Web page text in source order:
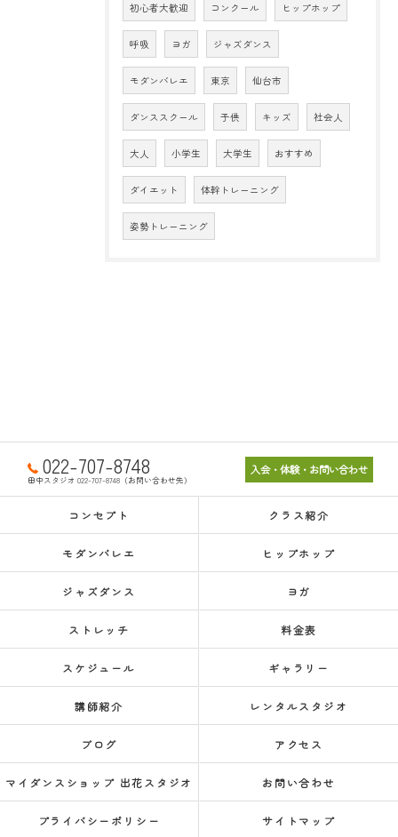
初心者大歓迎 コンクール ヒップホップ
呼吸 ヨガ ジャズダンス
モダンバレエ 東京 仙台市
ダンススクール 子供 キッズ 社会人
大人 小学生 大学生 おすすめ
ダイエット 体幹トレーニング
姿勢トレーニング
022-707-8748
田中スタジオ 022-707-8748（お問い合わせ先）
入会・体験・お問い合わせ
コンセプト クラス紹介
モダンバレエ ヒップホップ
ジャズダンス ヨガ
ストレッチ 料金表
スケジュール ギャラリー
講師紹介 レンタルスタジオ
ブログ アクセス
マイダンスショップ 出花スタジオ お問い合わせ
プライバシーポリシー サイトマップ